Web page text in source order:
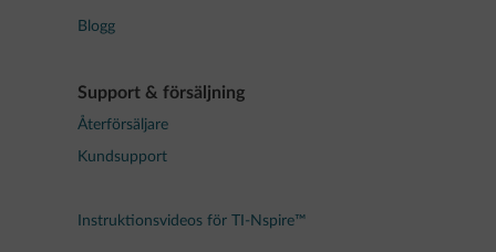
Blogg
Support & försäljning
Återförsäljare
Kundsupport
Instruktionsvideos för TI-Nspire™